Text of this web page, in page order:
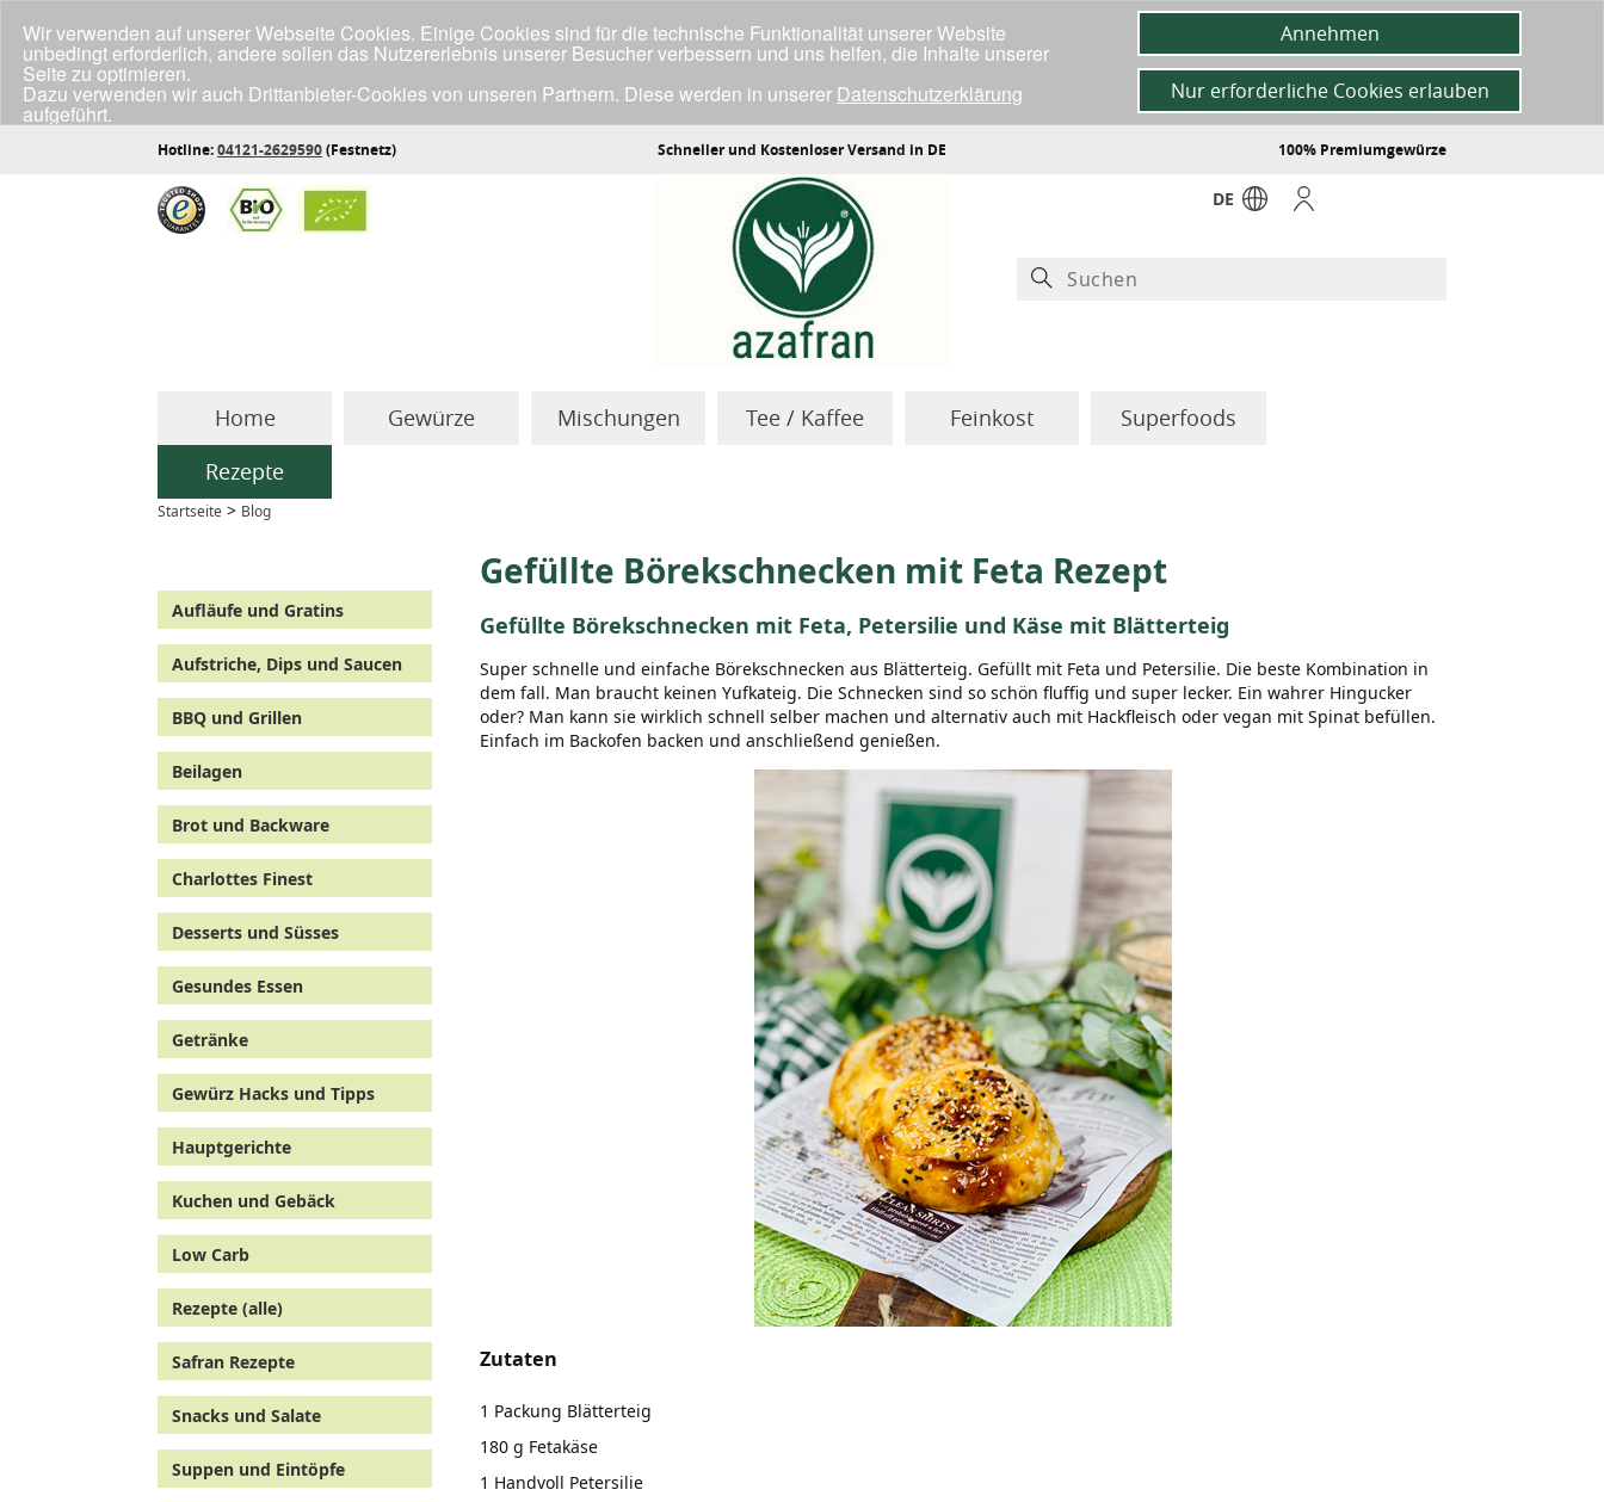
Hotline:04121-2629590(Festnetz) Schneller und Kostenloser Versand in DE 100% Premiumgewürze
DE
Home Gewürze Mischungen Tee / Kaffee Feinkost
Superfoods
Rezepte
Startseite > Blog
Aufläufe und Gratins
Aufstriche, Dips und Saucen
BBQ und Grillen
Beilagen
Brot und Backware
Charlottes Finest
Desserts und Süsses
Gesundes Essen
Getränke
Gewürz Hacks und Tipps
Hauptgerichte
Kuchen und Gebäck
Low Carb
Rezepte (alle)
Safran Rezepte
Snacks und Salate
Suppen und Eintöpfe
Gefüllte Börekschnecken mit Feta Rezept
Gefüllte Börekschnecken mit Feta, Petersilie und Käse mit Blätterteig
Super schnelle und einfache Börekschnecken aus Blätterteig. Gefüllt mit Feta und Petersilie. Die beste Kombination in
dem fall. Man braucht keinen Yufkateig. Die Schnecken sind so schön fluffig und super lecker. Ein wahrer Hingucker
oder? Man kann sie wirklich schnell selber machen und alternativ auch mit Hackfleisch oder vegan mit Spinat befüllen.
Einfach im Backofen backen und anschließend genießen.
Zutaten
1 Packung Blätterteig
180 g Fetakäse
1 Handvoll Petersilie
Wir verwenden auf unserer Webseite Cookies. Einige Cookies sind für die technische Funktionalität unserer Website
unbedingt erforderlich, andere sollen das Nutzererlebnis unserer Besucher verbessern und uns helfen, die Inhalte unserer
Seite zu optimieren.
Dazu verwenden wir auch Drittanbieter-Cookies von unseren Partnern. Diese werden in unserer Datenschutzerklärung
aufgeführt.
Klicke unten auf "Annehmen", wenn du mit der Verwendung aller Cookies einverstanden bist.
Annehmen
Nur erforderliche Cookies erlauben